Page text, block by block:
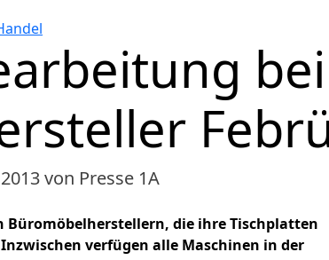
Kategorien
von Presse 1A
Büromöbelherstellern, die ihre Tisch­platten
verfügen alle Ma­schinen in der